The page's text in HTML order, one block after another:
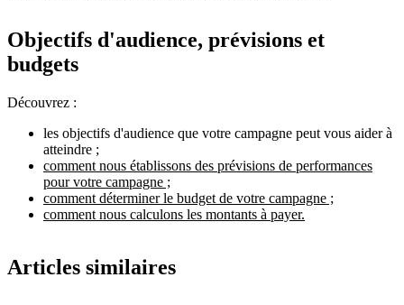
Objectifs d'audience, prévisions et
budgets
Découvrez :
les objectifs d'audience que votre campagne peut vous aider à
atteindre ;
comment nous établissons des prévisions de performances
pour votre campagne ;
comment déterminer le budget de votre campagne ;
comment nous calculons les montants à payer.
Articles similaires